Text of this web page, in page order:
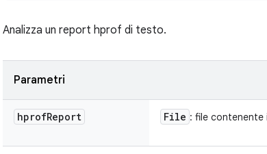
Analizza un report hprof di testo.
Parametri
hprofReport File : file